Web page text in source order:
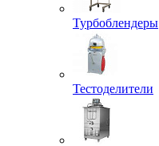
Турбоблендеры
Тестоделители